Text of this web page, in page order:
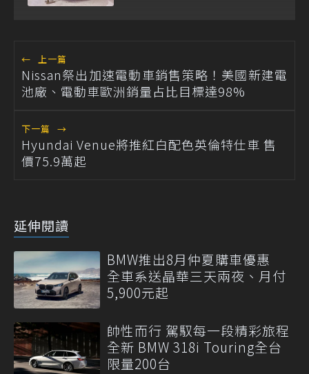
← 上一篇
Nissan祭出加速電動車銷售策略！美國新建電
池廠、電動車歐洲銷量占比目標達98%
下一篇 →
Hyundai Venue將推紅白配色英倫特仕車 售
價75.9萬起
延伸閱讀
BMW推出8月仲夏購車優惠
全車系送晶華三天兩夜、月付
5,900元起
帥性而行 駕馭每一段精彩旅程
全新 BMW 318i Touring全台
限量200台